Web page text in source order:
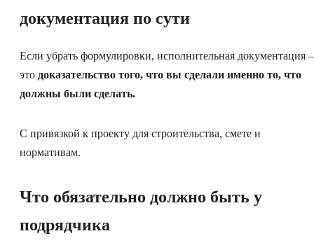
документация по сути
Если убрать формулировки, исполнительная документация
это доказательство того, что вы сделали именно то, что
должны были сделать.
С привязкой к проекту для строительства, смете и
нормативам.
Что обязательно должно быть у
подрядчика